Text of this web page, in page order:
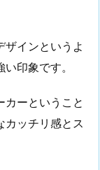
インというよ
印象です。
ーということ
カッチリ感とス